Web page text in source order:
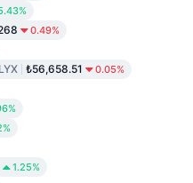
0.49%
₺56,658.51 0.05%
1.25%